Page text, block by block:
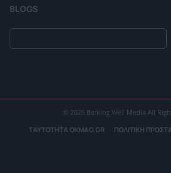
BLOGS
© 2026 Barking Well Media All
ΤΑΥΤΟΤΗΤΑ OKMAG.GR ΠΟΛΙΤΙΚΗ